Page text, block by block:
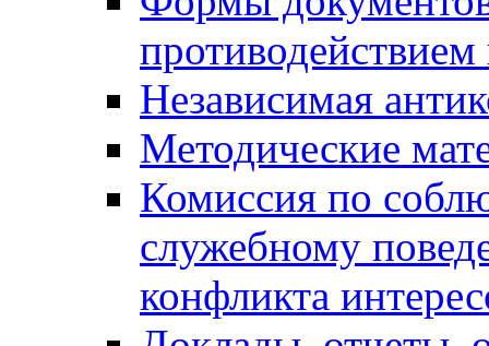
Независимая
Методические
Комиссия по
служебному
конфликта